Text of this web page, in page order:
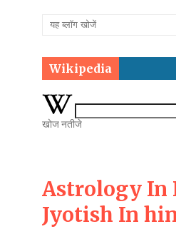
Wikipedia
खोज नतीजे
Astrology In
Jyotish In